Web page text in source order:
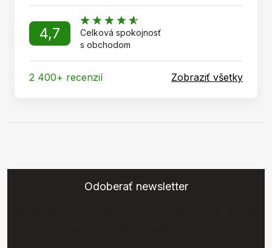
4,7
Celková spokojnosť
s obchodom
2 400+ recenzií Zobraziť všetky
Odoberať newsletter